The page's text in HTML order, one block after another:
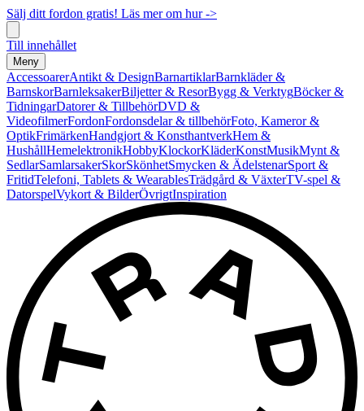
Sälj ditt fordon gratis! Läs mer om hur ->
Till innehållet
Meny
AccessoarerAntikt & DesignBarnartiklarBarnkläder &
BarnskorBarnleksakerBiljetter & ResorBygg & VerktygBöcker &
TidningarDatorer & TillbehörDVD &
VideofilmerFordonFordonsdelar & tillbehörFoto, Kameror &
OptikFrimärkenHandgjort & KonsthantverkHem &
HushållHemelektronikHobbyKlockorKläderKonstMusikMynt &
SedlarSamlarsakerSkorSkönhetSmycken & ÄdelstenarSport &
FritidTelefoni, Tablets & WearablesTrädgård & VäxterTV-spel &
DatorspelVykort & BilderÖvrigtInspiration